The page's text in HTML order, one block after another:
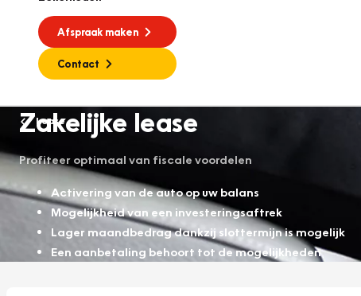
Afspraak maken
Contact
Lease
Zakelijke lease
Profiteer optimaal van fiscale voordelen
Activering van de auto op uw balans
Mogelijkheid van een investeringsaftrek
Lager maandbedrag dankzij slottermijn is mogelijk
Een aanbetaling behoort tot de mogelijkheden